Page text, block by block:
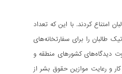
امتناع کردند. با این که تعداد
طالبان را برای سفارتخانه‌های
دیدگاه‌های کشورهای منطقه و
و رعایت موازین حقوق بشر از